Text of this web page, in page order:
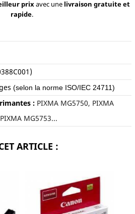
prixavec une livraison gratuite et
rapide.
(selon la norme ISO/IEC 24711)
: PIXMA MG5750, PIXMA
MG5753...
ARTICLE :